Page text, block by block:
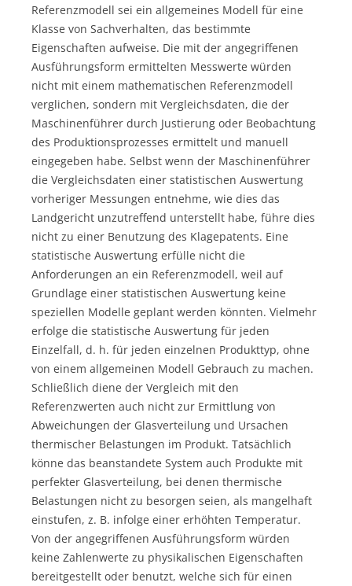
Referenzmodell sei ein allgemeines Modell für eine
Klasse von Sachverhalten, das bestimmte
Eigenschaften aufweise. Die mit der angegriffenen
Ausführungsform ermittelten Messwerte würden
nicht mit einem mathematischen Referenzmodell
verglichen, sondern mit Vergleichsdaten, die der
Maschinenführer durch Justierung oder Beobachtung
des Produktionsprozesses ermittelt und manuell
eingegeben habe. Selbst wenn der Maschinenführer
die Vergleichsdaten einer statistischen Auswertung
vorheriger Messungen entnehme, wie dies das
Landgericht unzutreffend unterstellt habe, führe dies
nicht zu einer Benutzung des Klagepatents. Eine
statistische Auswertung erfülle nicht die
Anforderungen an ein Referenzmodell, weil auf
Grundlage einer statistischen Auswertung keine
speziellen Modelle geplant werden könnten. Vielmehr
erfolge die statistische Auswertung für jeden
Einzelfall, d. h. für jeden einzelnen Produkttyp, ohne
von einem allgemeinen Modell Gebrauch zu machen.
Schließlich diene der Vergleich mit den
Referenzwerten auch nicht zur Ermittlung von
Abweichungen der Glasverteilung und Ursachen
thermischer Belastungen im Produkt. Tatsächlich
könne das beanstandete System auch Produkte mit
perfekter Glasverteilung, bei denen thermische
Belastungen nicht zu besorgen seien, als mangelhaft
einstufen, z. B. infolge einer erhöhten Temperatur.
Von der angegriffenen Ausführungsform würden
keine Zahlenwerte zu physikalischen Eigenschaften
bereitgestellt oder benutzt, welche sich für einen